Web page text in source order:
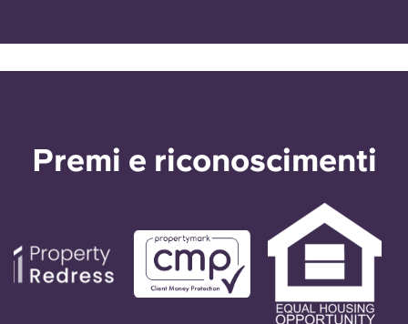
Premi e riconoscimenti